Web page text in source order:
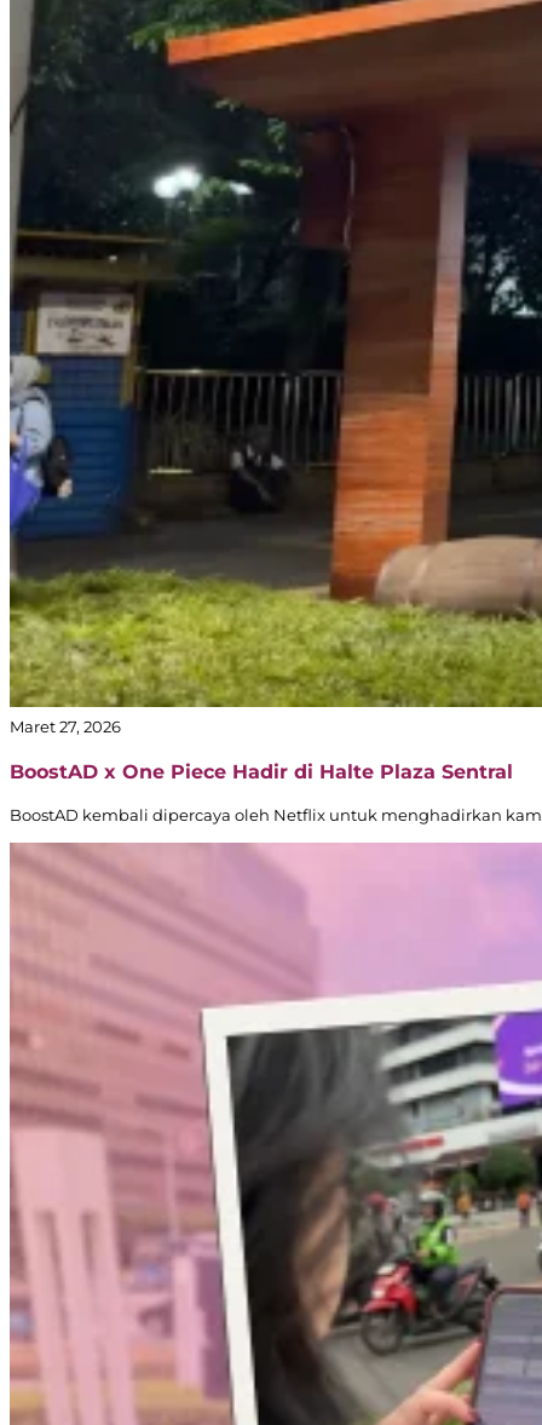
Maret 27, 2026
BoostAD x One Piece Hadir di Halte Plaza Sentral
BoostAD kembali dipercaya oleh Netflix untuk menghadirkan